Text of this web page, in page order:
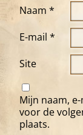
Naam *
E-mail *
Site
Mijn naam,
voor de
plaats.